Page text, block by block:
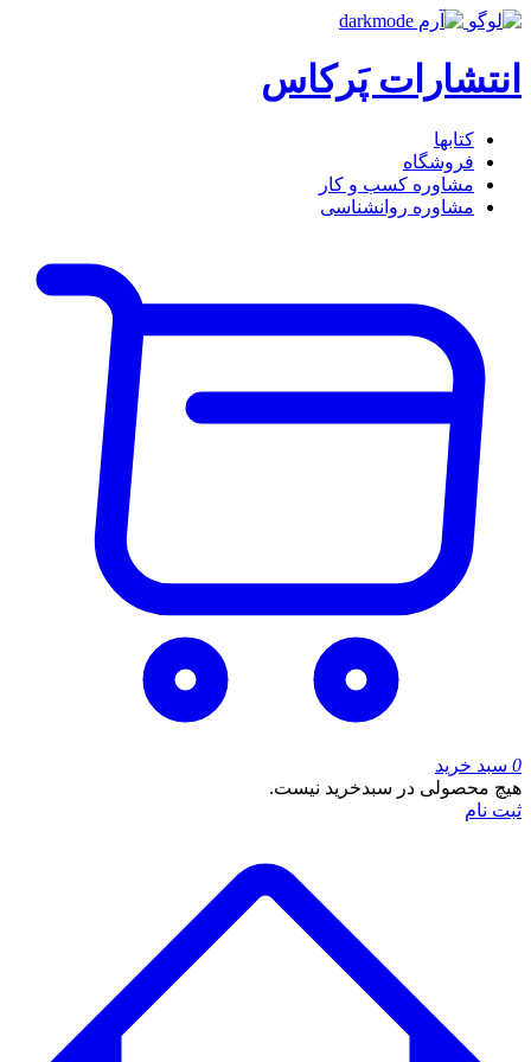
انتشارات پَرکاس
کتاب‎ها
فروشگاه
مشاوره کسب و کار
مشاوره روان‎شناسی
0 سبد خرید
هیچ محصولی در سبدخرید نیست.
ثبت نام